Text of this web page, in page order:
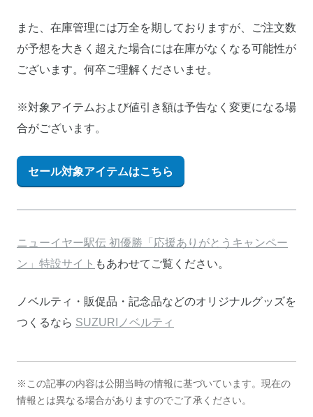
また、在庫管理には万全を期しておりますが、ご注文数
が予想を大きく超えた場合には在庫がなくなる可能性が
ございます。何卒ご理解くださいませ。
※対象アイテムおよび値引き額は予告なく変更になる場
合がございます。
セール対象アイテムはこちら
ニューイヤー駅伝 初優勝「応援ありがとうキャンペー
ン」特設サイト もあわせてご覧ください。
ノベルティ・販促品・記念品などのオリジナルグッズを
つくるなら SUZURIノベルティ
※この記事の内容は公開当時の情報に基づいています。現在の
情報とは異なる場合がありますのでご了承ください。